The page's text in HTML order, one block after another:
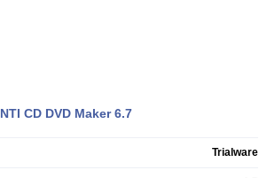
NTI CD DVD Maker 6.7
Trialware